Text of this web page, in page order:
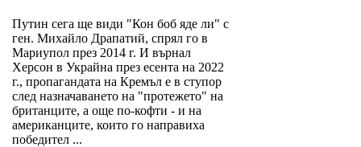
Путин сега ще види "Кон боб яде ли" с
ген. Михайло Драпатий, спрял го в
Мариупол през 2014 г. И върнал
Херсон в Украйна през есента на 2022
г., пропагандата на Кремъл е в ступор
след назначаването на "протежето" на
британците, а още по-кофти - и на
американците, които го направиха
победител ...